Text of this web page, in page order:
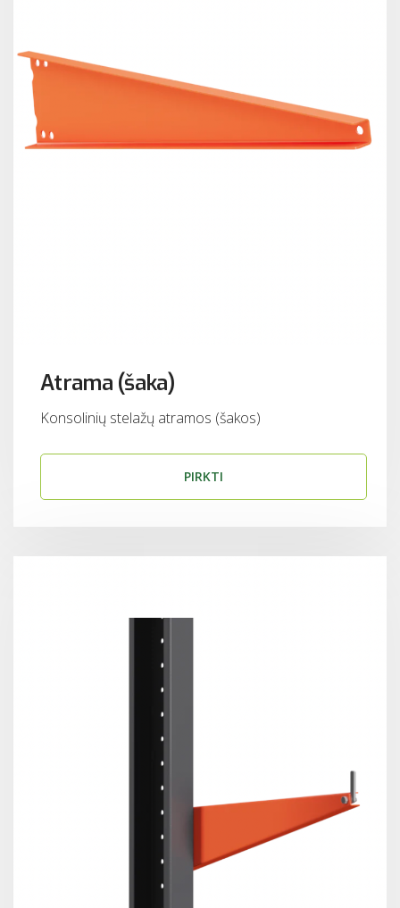
Atrama (šaka)
Konsolinių stelažų atramos (šakos)
PIRKTI